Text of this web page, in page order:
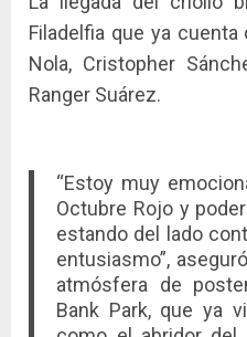
Filadelfia que ya cuenta
Nola, Cristopher
Ranger Suárez.
“Estoy muy
Octubre Rojo y
estando del lado
entusiasmo”,
atmósfera de
Bank Park, que ya